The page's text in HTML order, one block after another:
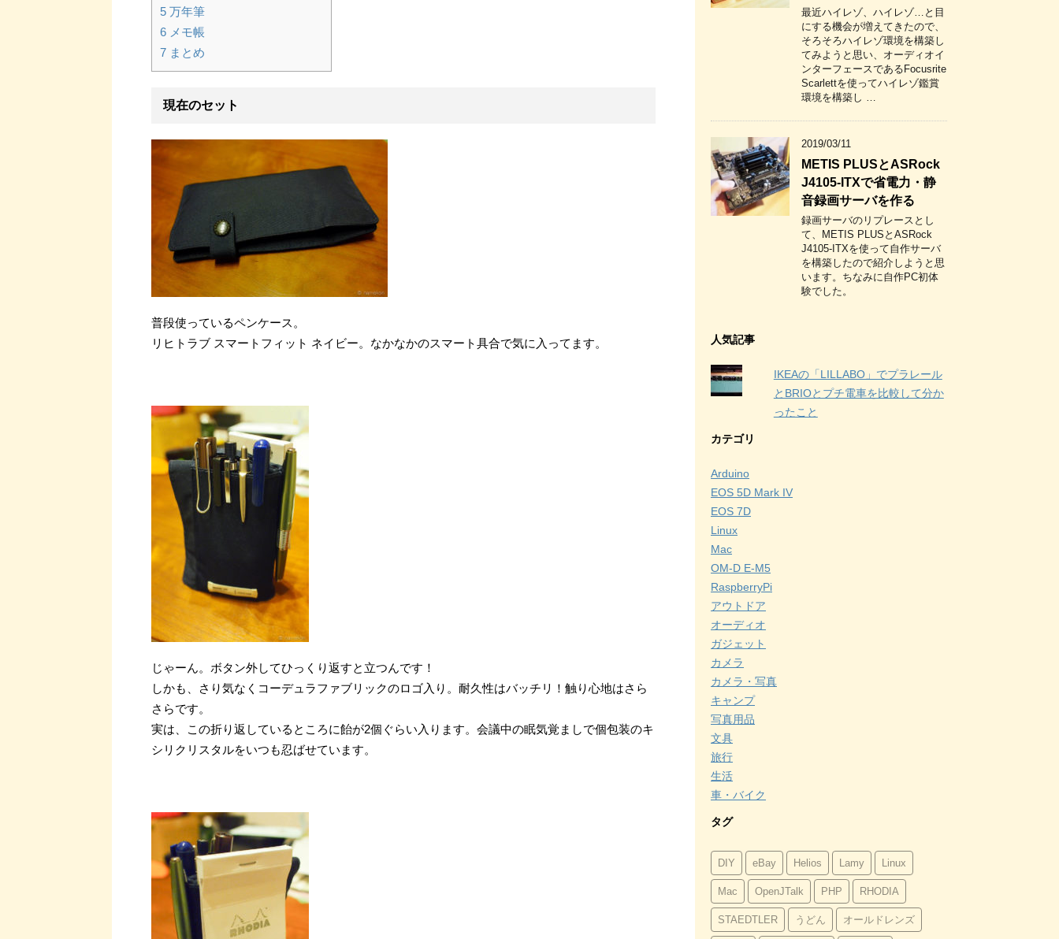
5 万年筆
6 メモ帳
7 まとめ
現在のセット
普段使っているペンケース。
リヒトラブ スマートフィット ネイビー。なかなかのスマート具合で気に入ってます。
じゃーん。ボタン外してひっくり返すと立つんです！
しかも、さり気なくコーデュラファブリックのロゴ入り。耐久性はバッチリ！触り心地はさら
さらです。
実は、この折り返しているところに飴が2個ぐらい入ります。会議中の眠気覚ましで個包装のキ
シリクリスタルをいつも忍ばせています。
最近ハイレゾ、ハイレゾ…と目
にする機会が増えてきたので、
そろそろハイレゾ環境を構築し
てみようと思い、オーディオイ
ンターフェースであるFocusrite
Scarlettを使ってハイレゾ鑑賞
環境を構築し …
2019/03/11
METIS PLUSとASRock
J4105-ITXで省電力・静
音録画サーバを作る
録画サーバのリプレースとし
て、METIS PLUSとASRock
J4105-ITXを使って自作サーバ
を構築したので紹介しようと思
います。ちなみに自作PC初体
験でした。
人気記事
IKEAの「LILLABO」でプラレール
とBRIOとプチ電車を比較して分か
ったこと
カテゴリ
Arduino
EOS 5D Mark IV
EOS 7D
Linux
Mac
OM-D E-M5
RaspberryPi
アウトドア
オーディオ
ガジェット
カメラ
カメラ・写真
キャンプ
写真用品
文具
旅行
生活
車・バイク
タグ
DIY eBay Helios Lamy Linux
Mac OpenJTalk PHP RHODIA
STAEDTLER うどん オールドレンズ